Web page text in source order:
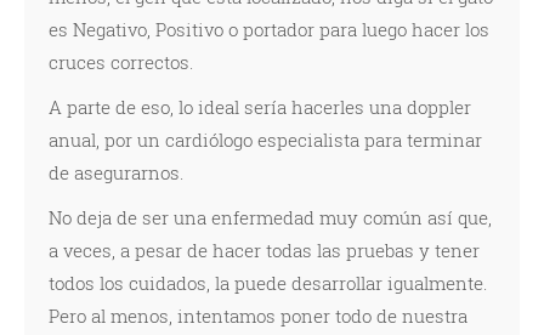
es Negativo, Positivo o portador para luego hacer los
cruces correctos.
A parte de eso, lo ideal sería hacerles una doppler
anual, por un cardiólogo especialista para terminar
de asegurarnos.
No deja de ser una enfermedad muy común así que,
a veces, a pesar de hacer todas las pruebas y tener
todos los cuidados, la puede desarrollar igualmente.
Pero al menos, intentamos poner todo de nuestra